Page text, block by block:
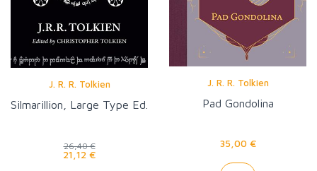
J. R. R. Tolkien
Silmarillion, Large Type Ed.
26,40 €
21,12 €
J. R. R. Tolkien
Pad Gondolina
35,00 €